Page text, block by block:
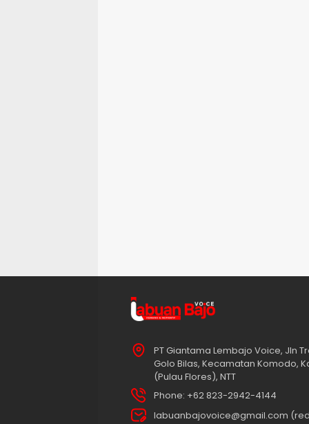
PT Giantama Lembajo Voice, Jln
Golo Bilas, Kecamatan Komodo,
(Pulau Flores), NTT
Phone: +62 823-2942-4144
labuanbajovoice@gmail.com